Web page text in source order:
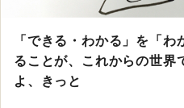
「できる・わかる」を「
ることが、これからの世界
よ、きっと